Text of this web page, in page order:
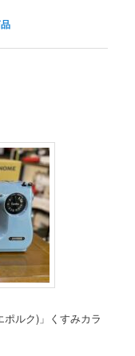
ルク)」くすみカラ